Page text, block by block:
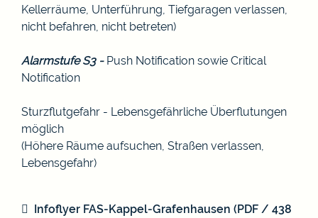
Kellerräume, Unterführung, Tiefgaragen verlassen,
nicht befahren, nicht betreten)
Alarmstufe S3 - Push Notification sowie Critical
Notification
Sturzflutgefahr - Lebensgefährliche Überflutungen
möglich
(Höhere Räume aufsuchen, Straßen verlassen,
Lebensgefahr)
Infoflyer FAS-Kappel-Grafenhausen (PDF / 438